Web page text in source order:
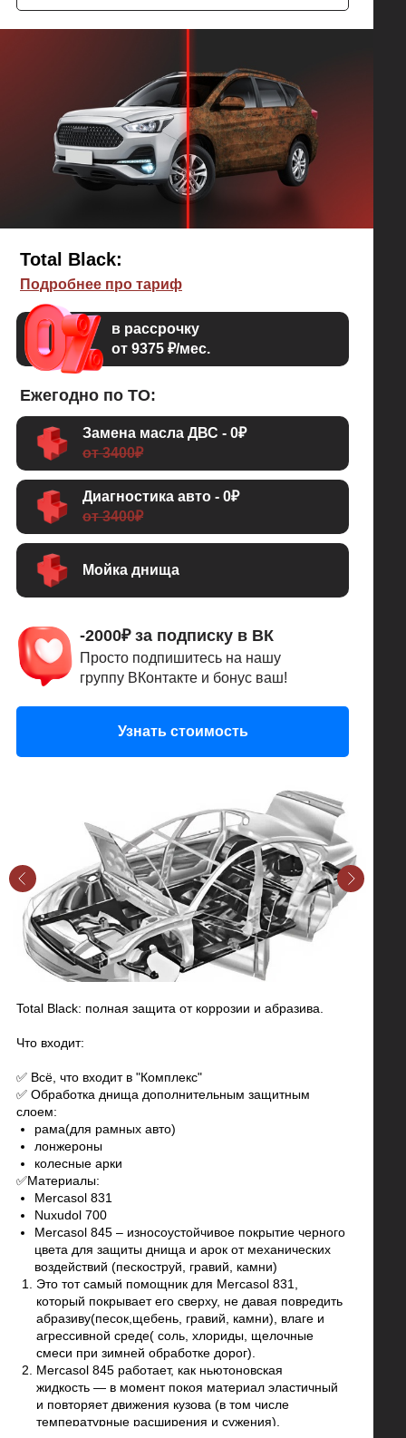
ржавчины.
Материал зимой не трескается, летом не течет.
Если по мимо днища и колесных арок вам нужна
еще и защита кузова от коррозии (пороги, двери,
крылья, капот, багажник по рёбрам жёсткости), то
Nuxodol 700 - это то, что вам нужно.
-2000₽ за подписку в ВК
Просто подпишитесь на нашу
группу ВКонтакте и бонус ваш!
Ежегодно по ТО:
Подробнее про тариф
Total Black:
Узнать стоимость
Мойка днища
Диагностика авто - 0₽
от 3400₽
в рассрочку
от 9375 ₽/мес.
Замена масла ДВС - 0₽
от 3400₽
Total Black: полная защита от коррозии и абразива.
Что входит:
✅ Всё, что входит в "Комплекс"
✅ Обработка днища дополнительным защитным
слоем:
рама(для рамных авто)
лонжероны
колесные арки
✅Материалы:
Mercasol 831
Nuxudol 700
Mercasol 845 – износоустойчивое покрытие черного
цвета для защиты днища и арок от механических
воздействий (пескоструй, гравий, камни)
Это тот самый помощник для Mercasol 831,
который покрывает его сверху, не давая повредить
абразиву(песок,щебень, гравий, камни), влаге и
агрессивной среде( соль, хлориды, щелочные
смеси при зимней обработке дорог).
Mercasol 845 работает, как ньютоновская
жидкость — в момент покоя материал эластичный
и повторяет движения кузова (в том числе
температурные расширения и сужения),